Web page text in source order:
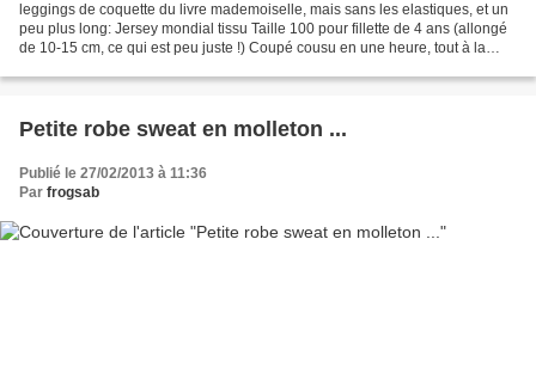
leggings de coquette du livre mademoiselle, mais sans les elastiques, et un
peu plus long: Jersey mondial tissu Taille 100 pour fillette de 4 ans (allongé
de 10-15 cm, ce qui est peu juste !) Coupé cousu en une heure, tout à la
Petite robe sweat en molleton ...
Publié le 27/02/2013 à 11:36
Par frogsab